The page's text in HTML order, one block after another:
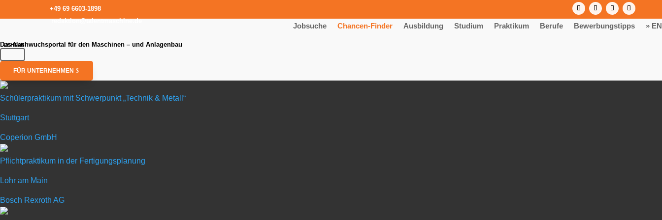
+49 69 6603-1898
redaktion@talentmaschine.de
Jobsuche Chancen-Finder Ausbildung Studium Praktikum Berufe Bewerbungstipps » EN
Das Nachwuchsportal für den Maschinen – und Anlagenbau
FÜR UNTERNEHMEN
Schülerpraktikum mit Schwerpunkt „Technik & Metall“
Stuttgart
Coperion GmbH
Pflichtpraktikum in der Fertigungsplanung
Lohr am Main
Bosch Rexroth AGCoperion GmbH